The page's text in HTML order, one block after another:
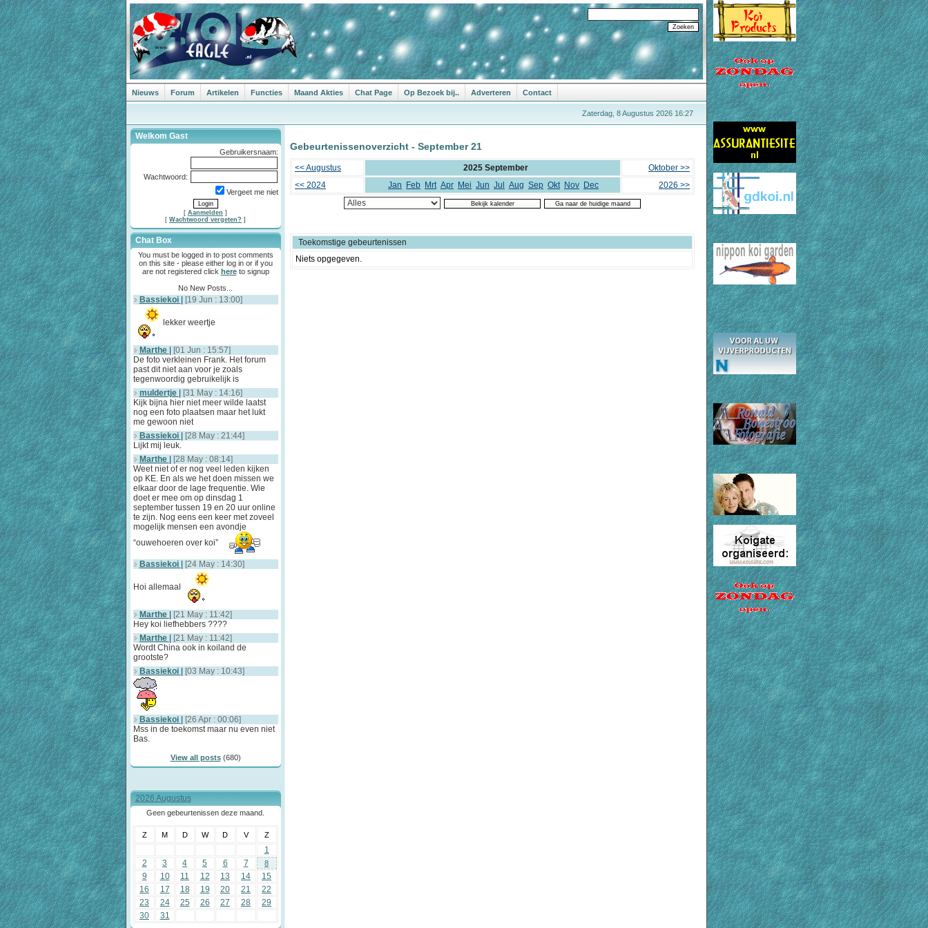
Nieuws Forum Artikelen Functies Maand Akties Chat Page Op Bezoek bij.. Adverteren Contact
Zaterdag, 8 Augustus 2026 16:27
Welkom Gast
Gebruikersnaam:
Wachtwoord:
Vergeet me niet
[ Aanmelden ]
[ Wachtwoord vergeten? ]
Chat Box
You must be logged in to post comments
on this site - please either log in or if you
are not registered click hereto signup
No New Posts...
Bassiekoi [19 Jun : 13:00]
lekker weertje
Marthe
[01 Jun : 15:57]
De foto verkleinen Frank. Het forum
past dit niet aan voor je zoals
tegenwoordig gebruikelijk is
muldertje
[31 May : 14:16]
Kijk bijna hier niet meer wilde laatst
nog een foto plaatsen maar het lukt
me gewoon niet
Bassiekoi
[28 May : 21:44]
Lijkt mij leuk.
Marthe
[28 May : 08:14]
Weet niet of er nog veel leden kijken
op KE. En als we het doen missen we
elkaar door de lage frequentie. Wie
doet er mee om op dinsdag 1
september tussen 19 en 20 uur online
te zijn. Nog eens een keer met zoveel
mogelijk mensen een avondje
“ouwehoeren over koi”
Bassiekoi [24 May : 14:30]
Hoi allemaal
Marthe
[21 May : 11:42]
Hey koi liefhebbers ????
Marthe
[21 May : 11:42]
Wordt China ook in koiland de
grootste?
Bassiekoi
[03 May : 10:43]
Bassiekoi
[26 Apr : 00:06]
Mss in de toekomst maar nu even niet
Bas.
View all posts(680)
2026 Augustus
Geen gebeurtenissen deze maand.
Z M D W D V Z
1
2
3 4 5 6 7 8
9 10 11 12 13 14
15
16
17 18 19 20 21
22
23
24 25 26 27 28
29
30
31
Gebeurtenissenoverzicht - September 21
<< Augustus 2025 September
Oktober >>
<< 2024
Jan Feb Mrt Apr Mei Jun Jul Aug Sep Okt Nov Dec 2026 >>
Toekomstige gebeurtenissen
Niets opgegeven.